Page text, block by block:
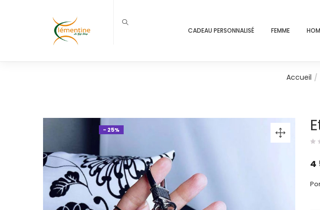
CADEAU PERSONNALISÉ FEMME
Accueil
- 25%
4